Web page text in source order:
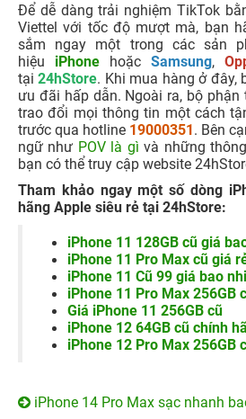
Để dễ dàng trải nghiệm TikTok
Viettel với tốc độ mượt mà, bạn
sắm ngay một trong các sản
hiệu iPhone hoặc Samsung,
tại24hStore. Khi mua hàng ở đây,
ưu đãi hấp dẫn. Ngoài ra, bộ
trao đổi mọi thông tin một cách
trước qua hotline 19000351. Bên
ngữ như POV là gì và những
bạn có thể truy cập website
Tham khảo ngay một số dòng
hãng Apple siêu rẻ tại 24hStore:
iPhone 11 128GB cũ giá
iPhone 11 Pro Max cũ giá
iPhone 11 Cũ 99 giá bao
iPhone 11 Pro Max 256GB
Giá iPhone 11 256GB cũ
iPhone 12 64GB cũ chính
iPhone 12 Pro Max 256GB
iPhone 14 Pro Max sạc nhanh